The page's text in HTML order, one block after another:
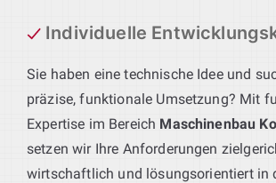
Individuelle
Sie haben eine technische Idee und
präzise, funktionale Umsetzung? Mit
Expertise im Bereich Maschinenbau
setzen wir Ihre Anforderungen
wirtschaftlich und lösungsorientiert in